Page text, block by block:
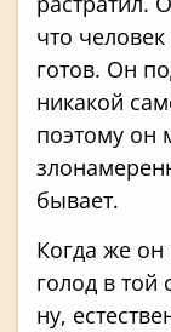
что
готов. Он
никакой
поэтому он
бывает.
Когда же он
голод в той
ну,